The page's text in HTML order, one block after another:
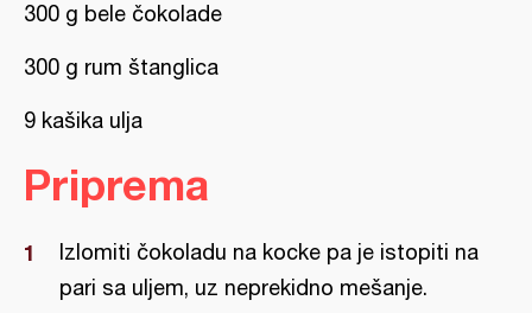
300 g bele čokolade
300 g rum štanglica
9 kašika ulja
Priprema
Izlomiti čokoladu na kocke pa je istopiti na
pari sa uljem, uz neprekidno mešanje.